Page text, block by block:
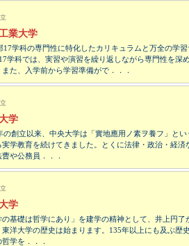
業大学
17学科の専門性に特化したカリキュラムと万全の学
学科では、実習や演習を繰り返しながら専門性を深
また、入学前から学習準備がで．．．
学
の創立以来、中央大学は「實地應用ノ素ヲ養フ」と
実学教育を続けてきました。とくに法律・政治・経
曹や公務員．．．
学
の基礎は哲学にあり」を建学の精神として、井上円
東洋大学の歴史は始まります。135年以上にも及ぶ歴
学を．．．